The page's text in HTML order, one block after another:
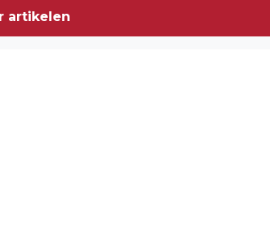
artikelen